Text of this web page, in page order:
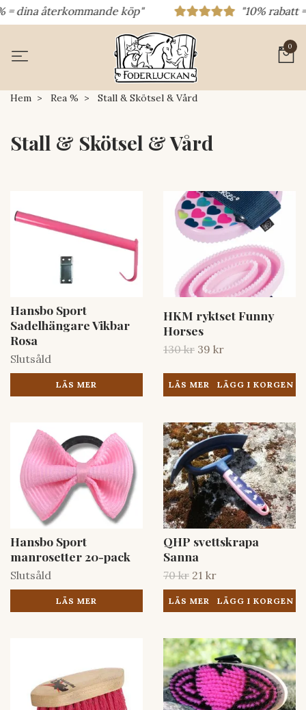
dina återkommande köp" "10% rabatt =
0
Hem Rea % Stall & Skötsel & Vård
Stall & Skötsel & Vård
Hansbo Sport
Sadelhängare Vikbar
Rosa
Slutsåld
LÄS MER
HKM ryktset Funny
Horses
130 kr 39 kr
LÄS MER
Hansbo Sport
manrosetter 20-pack
Slutsåld
LÄS MER
QHP svettskrapa
Sanna
70 kr 21 kr
LÄS MER